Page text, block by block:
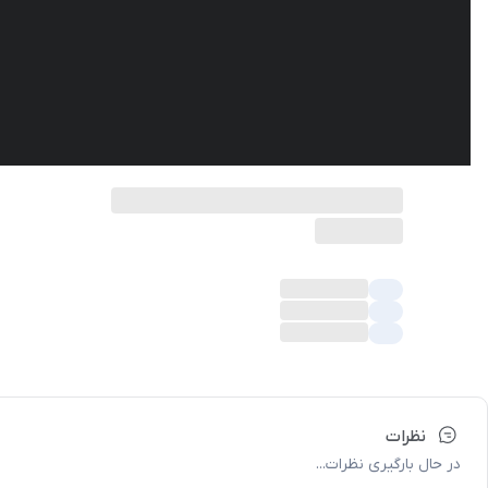
نظرات
در حال بارگیری نظرات...